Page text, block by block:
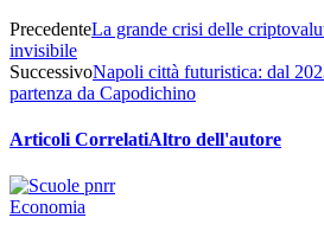
PrecedenteLa grande crisi delle
invisibile
SuccessivoNapoli città futuristica: dal
partenza da Capodichino
Articoli CorrelatiAltro dell'autore
Economia